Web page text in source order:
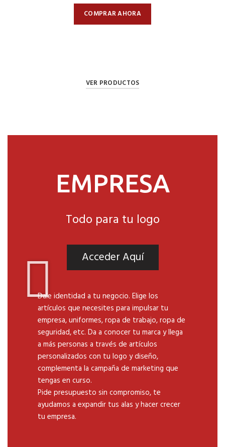
COMPRAR AHORA
VER PRODUCTOS
EMPRESA
Todo para tu logo
Acceder Aquí
Dale identidad a tu negocio. Elige los
artículos que necesites para impulsar tu
empresa, uniformes, ropa de trabajo, ropa de
seguridad, etc. Da a conocer tu marca y llega
a más personas a través de artículos
personalizados con tu logo y diseño,
complementa la campaña de marketing que
tengas en curso.
Pide presupuesto sin compromiso, te
ayudamos a expandir tus alas y hacer crecer
tu empresa.